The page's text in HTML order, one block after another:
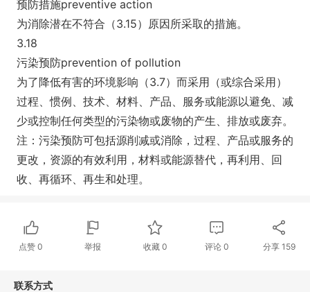
预防措施preventive action
为消除潜在不符合（3.15）原因所采取的措施。
3.18
污染预防prevention of pollution
为了降低有害的环境影响（3.7）而采用（或综合采用）
过程、惯例、技术、材料、产品、服务或能源以避免、减
少或控制任何类型的污染物或废物的产生、排放或废弃。
注：污染预防可包括源削减或消除，过程、产品或服务的
更改，资源的有效利用，材料或能源替代，再利用、回
收、再循环、再生和处理。
点赞0 举报 收藏 0 评论0 分享 159
联系方式